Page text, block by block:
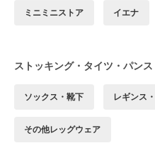
ミニミニストア イエナ
ストッキング・タイツ・パン
ソックス・靴下 レギンス
その他レッグウェア